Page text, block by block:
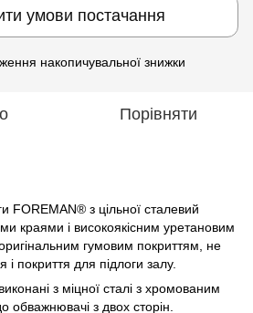
умови постачання
накопичувальної знижки
Порівняти
FOREMAN® з цільної сталевий
краями і високоякісним уретановим
гумовим покриттям, не
покриття для підлоги залу.
з міцної сталі з хромованим
обважнювачі з двох сторін.